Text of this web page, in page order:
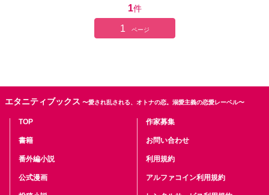
1件
1 ページ
エタニティブックス 〜愛され乱される、オトナの恋。溺愛主義の恋愛レーベル〜
TOP
書籍
番外編小説
公式漫画
作家募集
お問い合わせ
利用規約
アルファコイン利用規約